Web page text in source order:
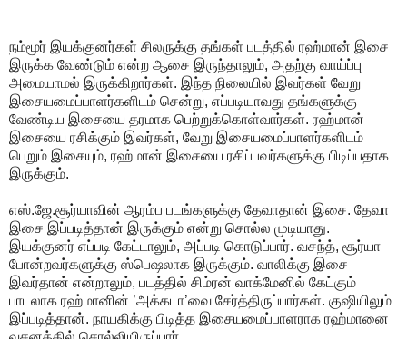
நம்மூர் இயக்குனர்கள் சிலருக்கு தங்கள் படத்தில் ரஹ்மான் இசை
இருக்க வேண்டும் என்ற ஆசை இருந்தாலும், அதற்கு வாய்ப்பு
அமையாமல் இருக்கிறார்கள். இந்த நிலையில் இவர்கள் வேறு
இசையமைப்பாளர்களிடம் சென்று, எப்படியாவது தங்களுக்கு
வேண்டிய இசையை தரமாக பெற்றுக்கொள்வார்கள். ரஹ்மான்
இசையை ரசிக்கும் இவர்கள், வேறு இசையமைப்பாளர்களிடம்
பெறும் இசையும், ரஹ்மான் இசையை ரசிப்பவர்களுக்கு பிடிப்பதாக
இருக்கும்.
எஸ்.ஜே.சூர்யாவின் ஆரம்ப படங்களுக்கு தேவாதான் இசை. தேவா
இசை இப்படித்தான் இருக்கும் என்று சொல்ல முடியாது.
இயக்குனர் எப்படி கேட்டாலும், அப்படி கொடுப்பார். வசந்த், சூர்யா
போன்றவர்களுக்கு ஸ்பெஷலாக இருக்கும். வாலிக்கு இசை
இவர்தான் என்றாலும், படத்தில் சிம்ரன் வாக்மேனில் கேட்கும்
பாடலாக ரஹ்மானின் ’அக்கடா’வை சேர்த்திருப்பார்கள். குஷியிலும்
இப்படித்தான். நாயகிக்கு பிடித்த இசையமைப்பாளராக ரஹ்மானை